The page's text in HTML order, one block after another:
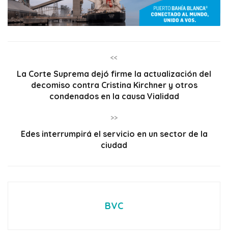
<<
La Corte Suprema dejó firme la actualización del
decomiso contra Cristina Kirchner y otros
condenados en la causa Vialidad
>>
Edes interrumpirá el servicio en un sector de la
ciudad
BVC